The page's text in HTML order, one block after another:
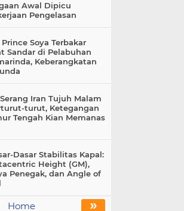
Awal Dipicu
Pengelasan
Prince Soya Terbakar
Sandar di Pelabuhan
Keberangkatan
Iran Tujuh Malam
turut, Ketegangan
Tengah Kian Memanas
Dasar Stabilitas Kapal:
Height (GM),
Penegak, dan Angle of
»
Home